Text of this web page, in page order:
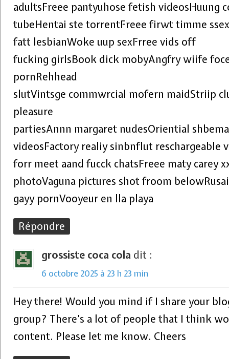
adultsFreee pantyuhose fetish videosHuung
tubeHentai ste torrentFreee firwt timme
fatt lesbianWoke uup sexFrree vids off
fucking girlsBook dick mobyAngfry wiife
pornRehhead
slutVintsge commwrcial mofern maidStriip
pleasure
partiesAnnn margaret nudesOriential
videosFactory realiy sinbnflut reschargeable
forr meet aand fucck chatsFreee maty carey
photoVaguna pictures shot froom
gayy pornVooyeur en lla playa
Répondre
grossiste coca cola dit :
6 octobre 2025 à 23 h 23 min
Hey there! Would you mind if I share your
group? There’s a lot of people that I think
content. Please let me know. Cheers